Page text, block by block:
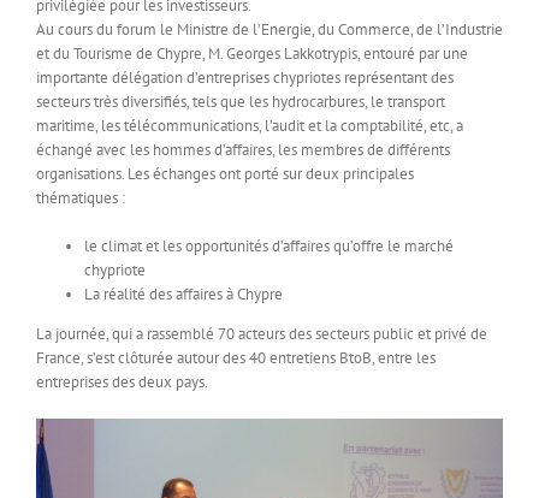
privilégiée pour les investisseurs.
Au cours du forum le Ministre de l’Energie, du Commerce, de l’Industrie
et du Tourisme de Chypre, M. Georges Lakkotrypis, entouré par une
importante délégation d’entreprises chypriotes représentant des
secteurs très diversifiés, tels que les hydrocarbures, le transport
maritime, les télécommunications, l’audit et la comptabilité, etc, a
échangé avec les hommes d’affaires, les membres de différents
organisations. Les échanges ont porté sur deux principales
thématiques :
le climat et les opportunités d’affaires qu’offre le marché
chypriote
La réalité des affaires à Chypre
La journée, qui a rassemblé 70 acteurs des secteurs public et privé de
France, s’est clôturée autour des 40 entretiens BtoB, entre les
entreprises des deux pays.